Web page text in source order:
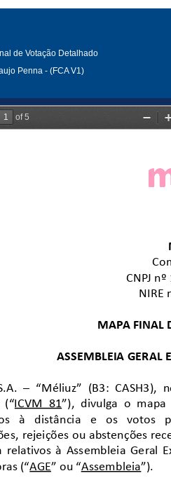
de Votação Detalhado
Penna - (FCA V1)